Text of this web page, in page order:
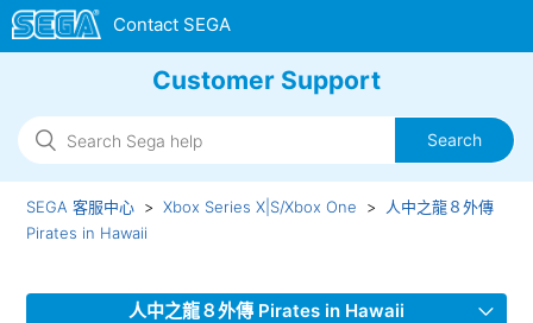
Customer Support
SEGA 客服中心 Xbox Series X|S/Xbox One
人中之龍８外傳
Pirates in Hawaii
人中之龍８外傳 Pirates in Hawaii